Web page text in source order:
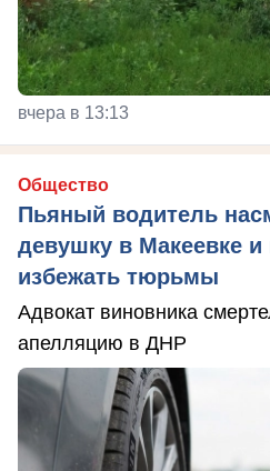
вчера в 13:13
Общество
Пьяный водитель
девушку в Макеевке и
избежать тюрьмы
Адвокат виновника
апелляцию в ДНР